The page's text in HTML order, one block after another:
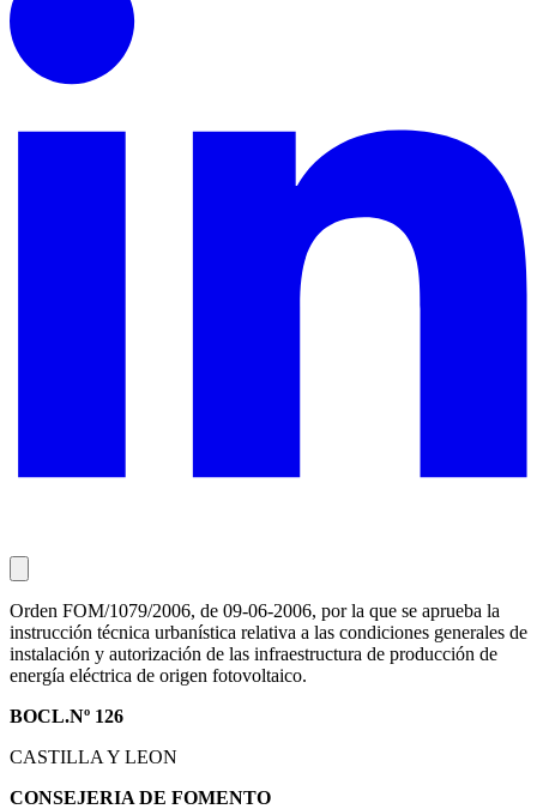
Orden FOM/1079/2006, de 09-06-2006, por la que se aprueba la
instrucción técnica urbanística relativa a las condiciones generales de
instalación y autorización de las infraestructura de producción de
energía eléctrica de origen fotovoltaico.
BOCL.Nº 126
CASTILLA Y LEON
CONSEJERIA DE FOMENTO